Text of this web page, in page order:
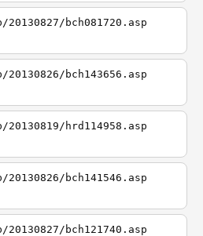
bch081720.asp
bch143656.asp
hrd114958.asp
bch141546.asp
bch121740.asp